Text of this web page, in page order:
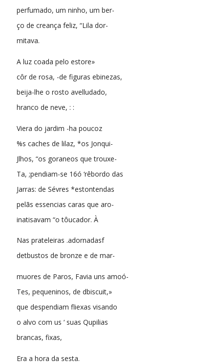
perfumado, um ninho, um ber-
ço de creança feliz, “Lila dor-
mitava.
A luz coada pelo estore»
côr de rosa, -de figuras ebinezas,
beija-lhe o rosto avelludado,
hranco de neve, : :
Viera do jardim -ha poucoz
%s caches de lilaz, *os Jonqui-
Jlhos, “os goraneos que trouxe-
Ta, ;pendiam-se 16ó ‘rêbordo das
Jarras: de Sévres *estontendas
pelãs essencias caras que aro-
inatisavam “o tôucador. À
Nas prateleiras .adornadasf
detbustos de bronze e de mar-
muores de Paros, Favia uns amoó-
Tes, pequeninos, de dbiscuit,»
que despendiam fliexas visando
o alvo com us ‘ suas Qupilias
brancas, fixas,
Era a hora da sesta.